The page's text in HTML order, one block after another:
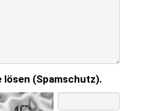
(Spamschutz).